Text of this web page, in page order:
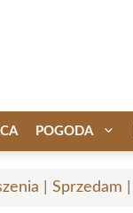
POGODA
| Sprzedam